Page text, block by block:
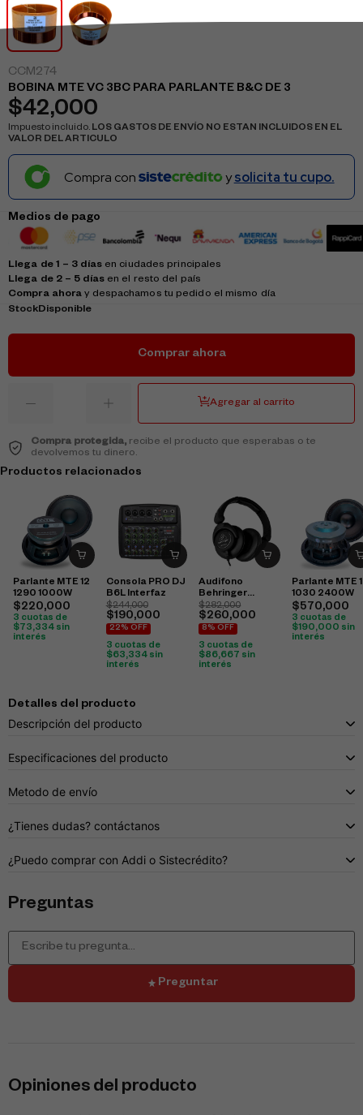
CCM274
BOBINA MTE VC 3BC PARA PARLANTE B&C DE 3
$42,000
Impuesto incluido. LOS GASTOS DE ENVÍO NO ESTAN INCLUIDOS EN EL
VALOR DEL ARTICULO
Compra con ysolicita tu cupo.
Medios de pago
Llega de 1 – 3 díasen ciudades principales
Llega de 2 – 5 díasen el resto del país
Compra ahora y despachamos tu pedido el mismo día
StockDisponible
Comprar ahora
Agregar al carrito
Compra protegida,recibe el producto que esperabas o te
devolvemos tu dinero.
Productos relacionados
Parlante MTE 12
1290 1000W
$220,000
3 cuotas de
$ 73,334 sin
interés
Consola PRO DJ
B6L Interfaz
$244,000
$190,000
22% OFF
3 cuotas de
$63,334sin
interés
Audifono
Behringer
Hpx6000
$282,000
$260,000
8% OFF
3 cuotas de
$86,667 sin
interés
Parlante MTE
1030 2400W
$570,000
3 cuotas de
$190,000 sin
interés
Detalles del producto
Descripción del producto
Especificaciones del producto
Metodo de envío
¿Tienes dudas? contáctanos
¿Puedo comprar con Addi o Sistecrédito?
Preguntas
Preguntar
Opiniones del producto